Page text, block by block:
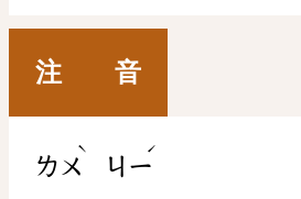
注 音
ㄌㄨ
ˋ
ㄐㄧ
ˊ